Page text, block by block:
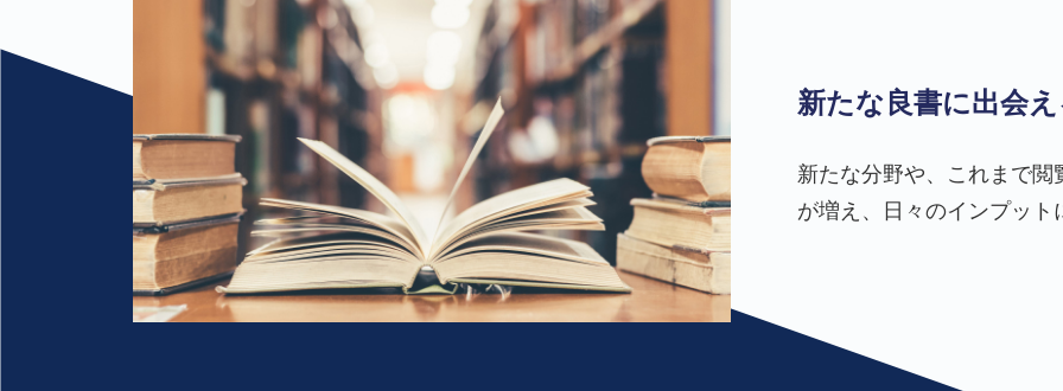
新たな良書に出会
新たな分野や、これまで
が増え、日々のインプット